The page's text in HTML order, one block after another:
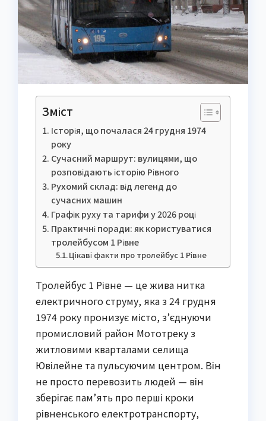
Зміст
Історія, що почалася 24 грудня 1974
року
Сучасний маршрут: вулицями, що
розповідають історію Рівного
Рухомий склад: від легенд до
сучасних машин
Графік руху та тарифи у 2026 році
Практичні поради: як користуватися
тролейбусом 1 Рівне
Цікаві факти про тролейбус 1 Рівне
Тролейбус 1 Рівне — це жива нитка
електричного струму, яка з 24 грудня
1974 року пронизує місто, з’єднуючи
промисловий район Мототреку з
житловими кварталами селища
Ювілейне та пульсуючим центром. Він
не просто перевозить людей — він
зберігає пам’ять про перші кроки
рівненського електротранспорту,